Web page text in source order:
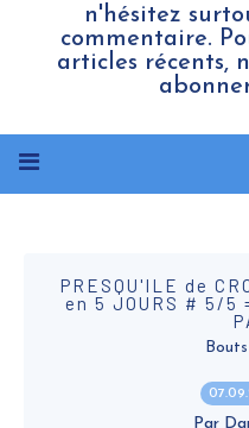
n'hésitez
commentaire.
articles récents,
PRESQU'ILE de
en 5 JOURS # 5/5
Par